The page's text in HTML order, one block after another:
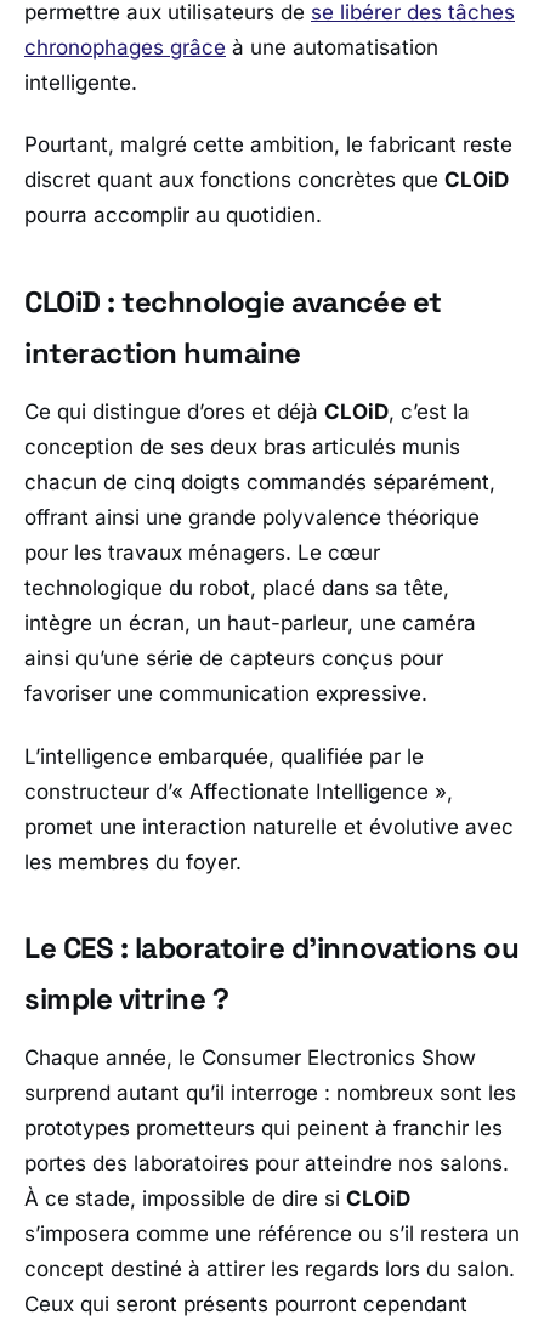
permettre aux utilisateurs de se libérer des tâches
chronophages grâce à une automatisation
intelligente.
Pourtant, malgré cette ambition, le fabricant reste
discret quant aux fonctions concrètes que CLOiD
pourra accomplir au quotidien.
CLOiD : technologie avancée et
interaction humaine
Ce qui distingue d’ores et déjà CLOiD, c’est la
conception de ses deux bras articulés munis
chacun de cinq doigts commandés séparément,
offrant ainsi une grande polyvalence théorique
pour les travaux ménagers. Le cœur
technologique du robot, placé dans sa tête,
intègre un écran, un haut-parleur, une caméra
ainsi qu’une série de capteurs conçus pour
favoriser une communication expressive.
L’intelligence embarquée, qualifiée par le
constructeur d’« Affectionate Intelligence »,
promet une interaction naturelle et évolutive avec
les membres du foyer.
Le CES : laboratoire d’innovations ou
simple vitrine ?
Chaque année, le Consumer Electronics Show
surprend autant qu’il interroge : nombreux sont les
prototypes prometteurs qui peinent à franchir les
portes des laboratoires pour atteindre nos salons.
À ce stade, impossible de dire si CLOiD
s’imposera comme une référence ou s’il restera un
concept destiné à attirer les regards lors du salon.
Ceux qui seront présents pourront cependant